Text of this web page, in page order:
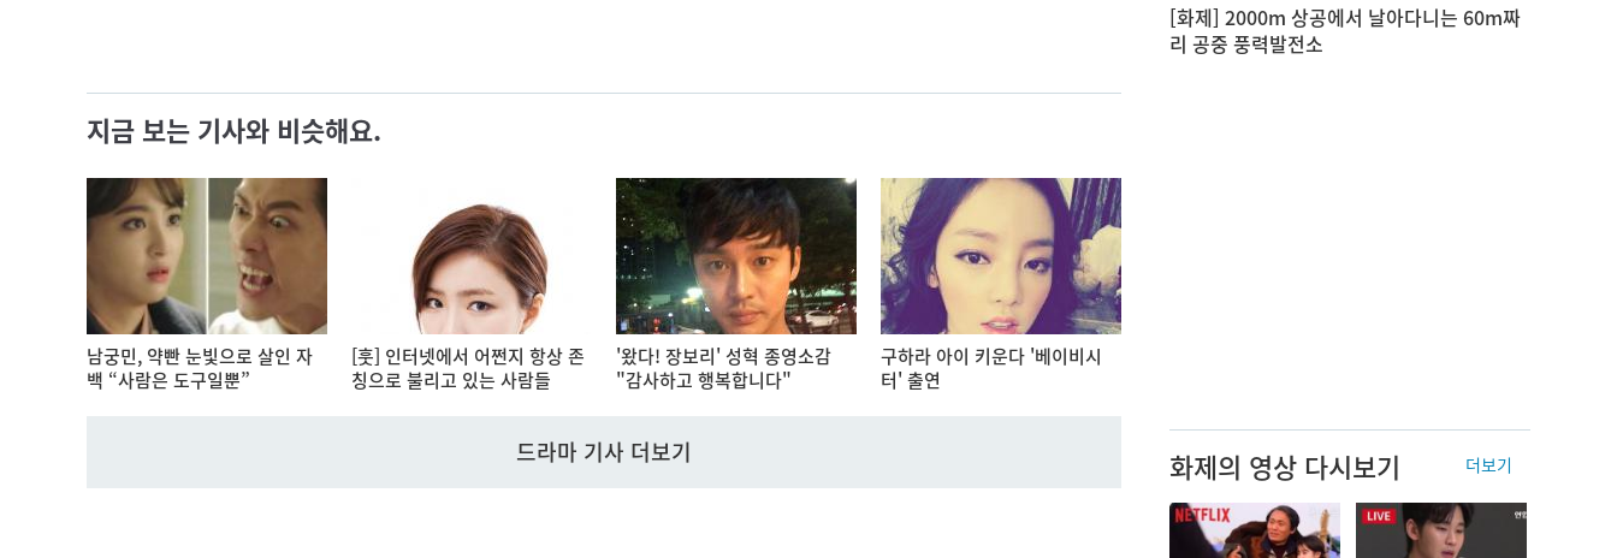
지금 보는 기사와 비슷해요.
남궁민, 약빤 눈빛으로 살인 자
백 “사람은 도구일뿐”
[훗] 인터넷에서 어쩐지 항상 존
칭으로 불리고 있는 사람들
'왔다! 장보리' 성혁 종영소감
"감사하고 행복합니다"
구하라 아이 키운다 '베이비시
터' 출연
드라마 기사 더보기
[화제] 2000m 상공에서 날아다니는 60m짜
리 공중 풍력발전소
화제의 영상 다시보기 더보기